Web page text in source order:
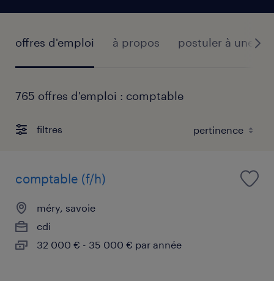
offres d'emploi à propos postuler à une
765 offres d'emploi : comptable
filtres
comptable (f/h)
méry, savoie
cdi
32 000 € - 35 000 € par année